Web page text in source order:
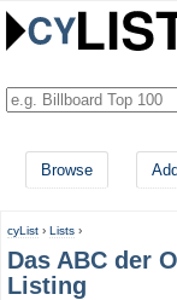
Browse Add
cyList › Lists ›
Das ABC der
Listing